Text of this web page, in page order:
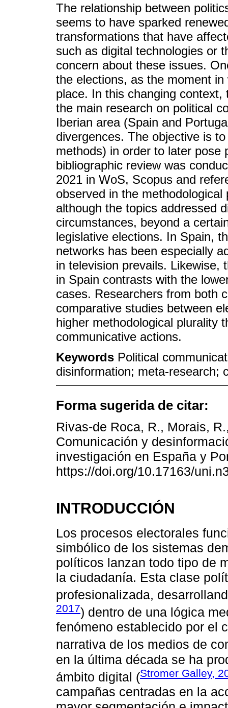
The relationship between
seems to have sparked
transformations that have
such as digital technologies or
concern about these issues.
the elections, as the moment
place. In this changing
the main research on political
Iberian area (Spain and
divergences. The objective is
methods) in order to later pose
bibliographic review was
2021 in WoS, Scopus and
observed in the
although the topics addressed
circumstances, beyond a
legislative elections. In Spain,
networks has been especially
in television prevails. Likewise,
in Spain contrasts with the
cases. Researchers from both
comparative studies between
higher methodological plurality
communicative actions.
Keywords Political
disinformation; meta-research;
Forma sugerida de citar:
Rivas-de Roca, R., Morais,
Comunicación y
investigación en España y
https://doi.org/10.17163/
INTRODUCCIÓN
Los procesos electorales
simbólico de los sistemas
políticos lanzan todo tipo de
la ciudadanía. Esta clase
profesionalizada,
2017) dentro de una lógica
fenómeno establecido por el
narrativa de los medios de
en la última década se ha
ámbito digital (Stromer Galley,
campañas centradas en la